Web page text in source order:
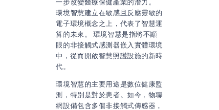
一步改變醫療保健產業的潛力。
環境智慧建立在敏感且反應靈敏的
電子環境概念之上，代表了智慧運
算的未來。 環境智慧是指將不顯
眼的非接觸式感測器嵌入實體環境
中，從而開啟智慧照護設施的新時
代。
環境智慧的主要用途是數位健康監
測，特別是對於患者。如今，物聯
網設備包含多個非接觸式傳感器，